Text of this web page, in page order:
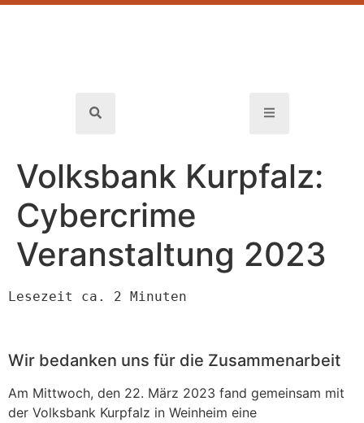
Volksbank Kurpfalz:
Cybercrime
Veranstaltung 2023
Lesezeit ca. 2 Minuten
Wir bedanken uns für die Zusammenarbeit
Am Mittwoch, den 22. März 2023 fand gemeinsam mit
der Volksbank Kurpfalz in Weinheim eine